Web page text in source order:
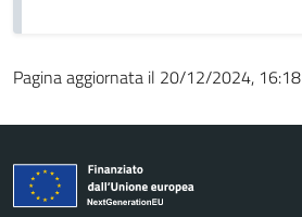
Pagina aggiornata il 20/12/2024, 16:18